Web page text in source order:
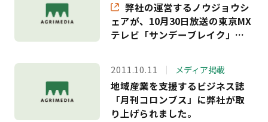
弊社の運営するノウジョウシ
ェアが、10月30日放送の東京MX
テレビ「サンデーブレイク」で
2011.10.11 メディア掲載
地域産業を支援するビジネス誌
「月刊コロンブス」に弊社が取
り上げられました。